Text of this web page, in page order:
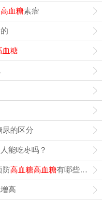
高血糖素瘤
血糖
尿的区分
能吃枣吗？
防高血糖高血糖有哪些危害呢
高